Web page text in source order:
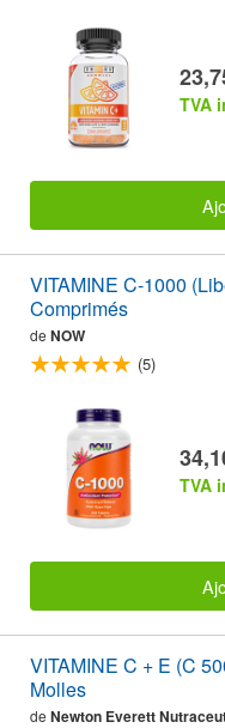
TVA
VITAMINE C-1000
Comprimés
de NOW
(5)
TVA
VITAMINE C + E (C
Molles
de Newton Everett